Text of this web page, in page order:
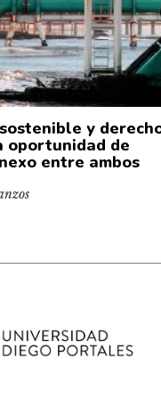
y
oportunidad de
entre ambos